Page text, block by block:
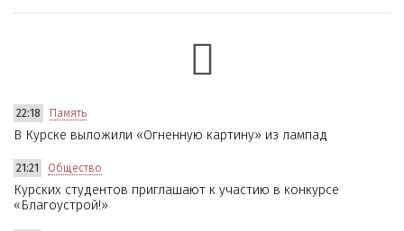
22:18 Память
В Курске выложили «Огненную картину» из лампад
21:21 Общество
Курских студентов приглашают к участию в конкурсе
«Благоустрой!»